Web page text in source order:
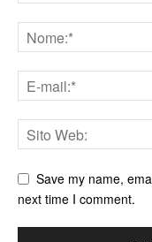
Save my name,
next time I comment.